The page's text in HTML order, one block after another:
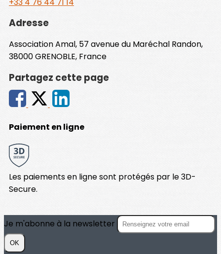
Adresse
Association Amal, 57 avenue du Maréchal Randon,
38000 GRENOBLE, France
Partagez cette page
Paiement en ligne
Les paiements en ligne sont protégés par le 3D-
Secure.
Je m'abonne à la newsletter
OK